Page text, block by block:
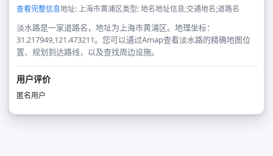
查看完整信息地址: 上海市黄浦区类型: 地名地址信息;交通地名;道路名
淡水路是一家道路名，地址为上海市黄浦区。地理坐标：
31.217949,121.473211。您可以通过Amap查看淡水路的精确地图位
置、规划到达路线，以及查找周边设施。
用户评价
匿名用户